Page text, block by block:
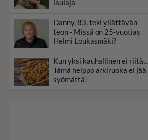
laulaja
Danny, 83, teki yllättävän
teon - Missä on 25-vuotias
Helmi Loukasmäki?
Kun yksi kauhallinen ei riitä...
Tämä helppo arkiruoka ei jää
syömättä!